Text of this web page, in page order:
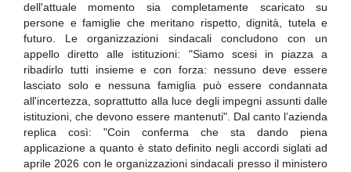
dell'attuale momento sia completamente scaricato su
persone e famiglie che meritano rispetto, dignità, tutela e
futuro. Le organizzazioni sindacali concludono con un
appello diretto alle istituzioni: "Siamo scesi in piazza a
ribadirlo tutti insieme e con forza: nessuno deve essere
lasciato solo e nessuna famiglia può essere condannata
all'incertezza, soprattutto alla luce degli impegni assunti dalle
istituzioni, che devono essere mantenuti". Dal canto l’azienda
replica così: "Coin conferma che sta dando piena
applicazione a quanto è stato definito negli accordi siglati ad
aprile 2026 con le organizzazioni sindacali presso il ministero